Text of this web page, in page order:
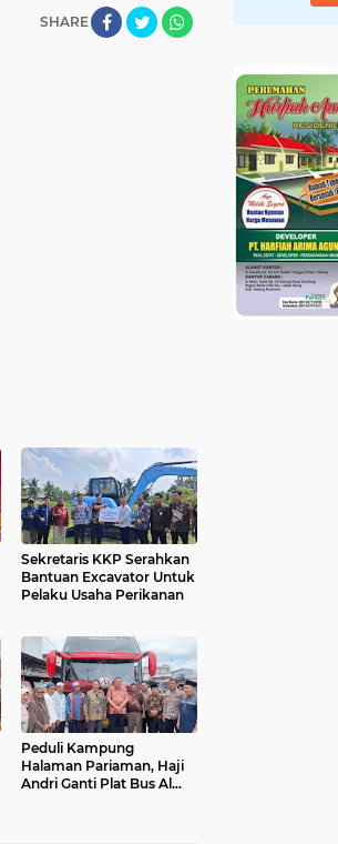
SHARE
Sekretaris KKP Serahkan
Bantuan Excavator Untuk
Pelaku Usaha Perikanan
Peduli Kampung
Halaman Pariaman, Haji
Andri Ganti Plat Bus Al